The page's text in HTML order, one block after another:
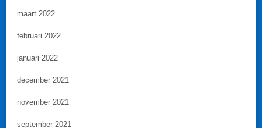
maart 2022
februari 2022
januari 2022
december 2021
november 2021
september 2021